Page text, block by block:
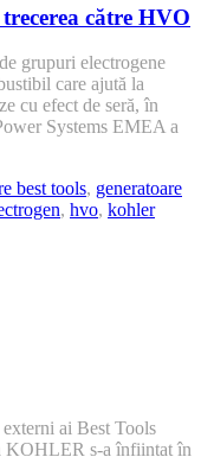
către HVO
grupuri electrogene
care ajută la
cu efect de seră, în
Systems EMEA a
best tools, generatoare
, hvo, kohler
ai Best Tools
KOHLER s-a înființat în